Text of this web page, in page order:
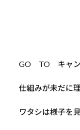
GO TO キャン
仕組みが未だに
ワタシは様子を